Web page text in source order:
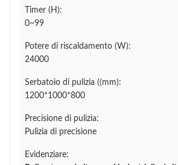
Timer (H):
0~99
Potere di riscaldamento (W):
24000
Serbatoio di pulizia ((mm):
1200*1000*800
Precisione di pulizia:
Pulizia di precisione
Evidenziare: